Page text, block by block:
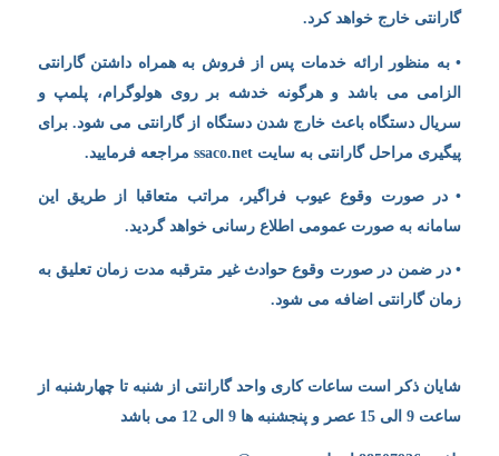
گارانتی خارج خواهد کرد.
• به منظور ارائه خدمات پس از فروش به همراه داشتن گارانتی
الزامی می باشد و هرگونه خدشه بر روی هولوگرام، پلمپ و
سریال دستگاه باعث خارج شدن دستگاه از گارانتی می شود. برای
پیگیری مراحل گارانتی به سایت ssaco.net مراجعه فرمایید.
• در صورت وقوع عیوب فراگیر، مراتب متعاقبا از طریق این
سامانه به صورت عمومی اطلاع رسانی خواهد گردید.
• در ضمن در صورت وقوع حوادث غیر مترقبه مدت زمان تعلیق به
زمان گارانتی اضافه می شود.
شایان ذکر است ساعات کاری واحد گارانتی از شنبه تا چهارشنبه از
ساعت 9 الی 15 عصر و پنجشنبه ها 9 الی 12 می باشد